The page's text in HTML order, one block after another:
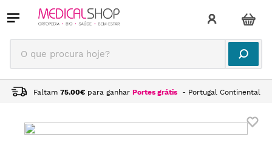
O que procura hoje?
Faltam 75.00€ para ganhar Portes grátis - Portugal Continental